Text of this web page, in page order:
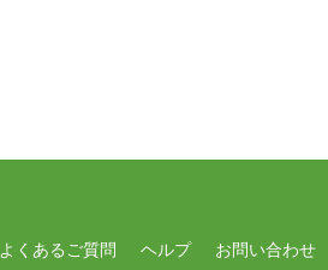
よくあるご質問 ヘルプ お問い合わせ